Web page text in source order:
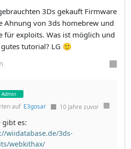
3Ds gekauft Firmware
Ahnung von 3ds homebrew und
für exploits. Was ist möglich und
tutorial? LG 🙂
Admin
auf E3gosar 10 Jahre zuvor
gibt es:
wiidatabase.de/3ds-
webkithax/